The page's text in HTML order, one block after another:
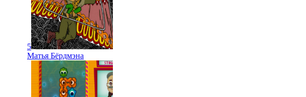
5
Матья Бёрдмэна